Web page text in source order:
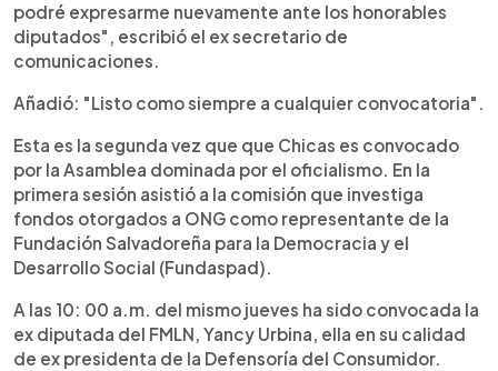
podré expresarme nuevamente ante los honorables
diputados", escribió el ex secretario de
comunicaciones.
Añadió: "Listo como siempre a cualquier convocatoria".
Esta es la segunda vez que que Chicas es convocado
por la Asamblea dominada por el oficialismo. En la
primera sesión asistió a la comisión que investiga
fondos otorgados a ONG como representante de la
Fundación Salvadoreña para la Democracia y el
Desarrollo Social (Fundaspad).
A las 10: 00 a.m. del mismo jueves ha sido convocada la
ex diputada del FMLN, Yancy Urbina, ella en su calidad
de ex presidenta de la Defensoría del Consumidor.